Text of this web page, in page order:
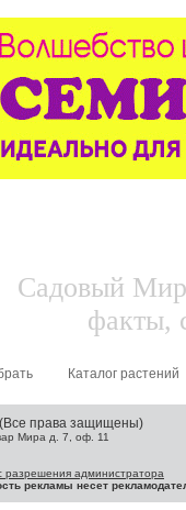
Садовый
факты,
Каталог растений
права защищены)
Мира д. 7, оф. 11
разрешения администратора
рекламы несет